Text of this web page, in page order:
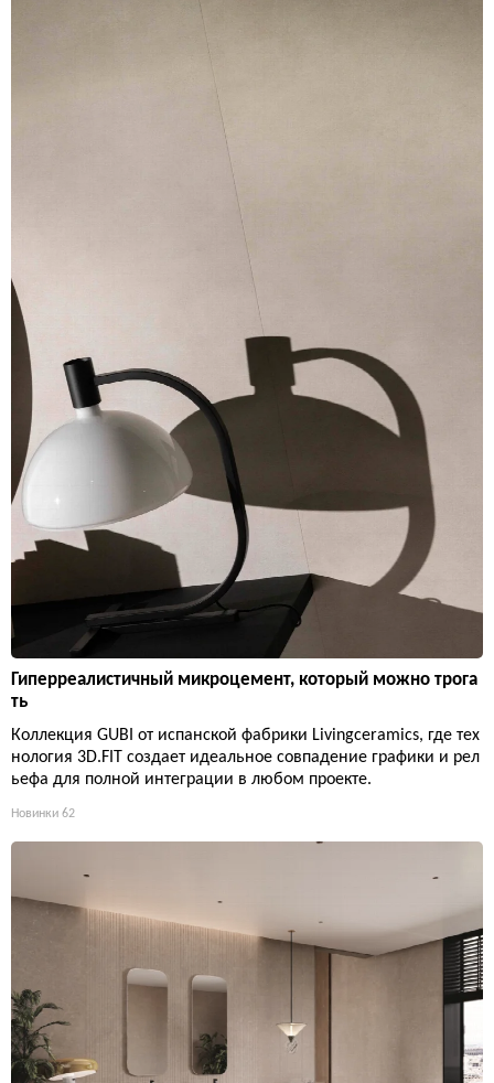
Гиперреалистичный микроцемент, который можно трога
ть
Коллекция GUBI от испанской фабрики Livingceramics, где тех
нология 3D.FIT создает идеальное совпадение графики и рел
ьефа для полной интеграции в любом проекте.
Новинки 62